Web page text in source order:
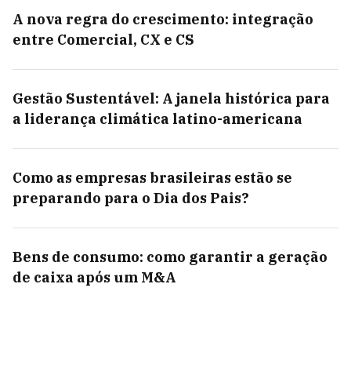
A nova regra do crescimento: integração
entre Comercial, CX e CS
Gestão Sustentável: A janela histórica para
a liderança climática latino-americana
Como as empresas brasileiras estão se
preparando para o Dia dos Pais?
Bens de consumo: como garantir a geração
de caixa após um M&A